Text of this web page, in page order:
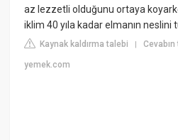
az lezzetli olduğunu ortaya
iklim 40 yıla kadar elmanın neslini
Kaynak kaldırma talebi |
yemek.com